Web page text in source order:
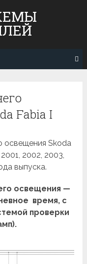
Fabia I
освещения Skoda
2002, 2003,
выпуска.
освещения —
время, с
проверки